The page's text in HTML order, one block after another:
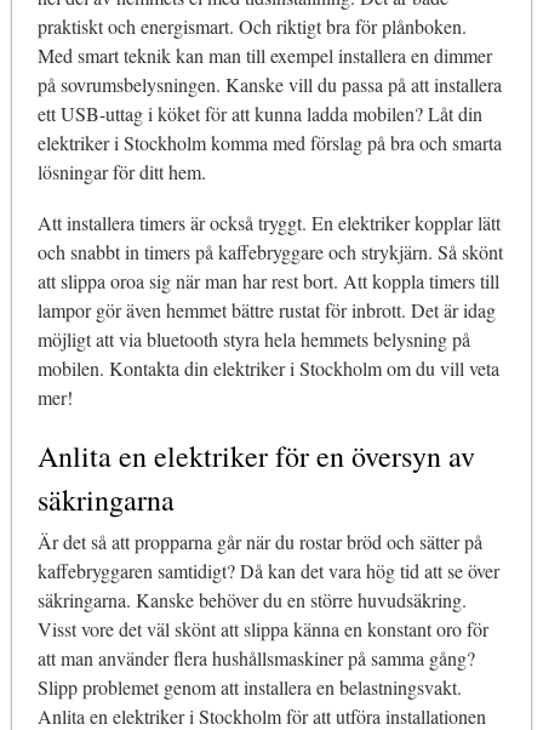
praktiskt och energismart. Och riktigt bra för plånboken.
Med smart teknik kan man till exempel installera en dimmer
på sovrumsbelysningen. Kanske vill du passa på att installera
ett USB-uttag i köket för att kunna ladda mobilen? Låt din
elektriker i Stockholm komma med förslag på bra och smarta
lösningar för ditt hem.
Att installera timers är också tryggt. En elektriker kopplar lätt
och snabbt in timers på kaffebryggare och strykjärn. Så skönt
att slippa oroa sig när man har rest bort. Att koppla timers till
lampor gör även hemmet bättre rustat för inbrott. Det är idag
möjligt att via bluetooth styra hela hemmets belysning på
mobilen. Kontakta din elektriker i Stockholm om du vill veta
mer!
Anlita en elektriker för en översyn av
säkringarna
Är det så att propparna går när du rostar bröd och sätter på
kaffebryggaren samtidigt? Då kan det vara hög tid att se över
säkringarna. Kanske behöver du en större huvudsäkring.
Visst vore det väl skönt att slippa känna en konstant oro för
att man använder flera hushållsmaskiner på samma gång?
Slipp problemet genom att installera en belastningsvakt.
Anlita en elektriker i Stockholm för att utföra installationen